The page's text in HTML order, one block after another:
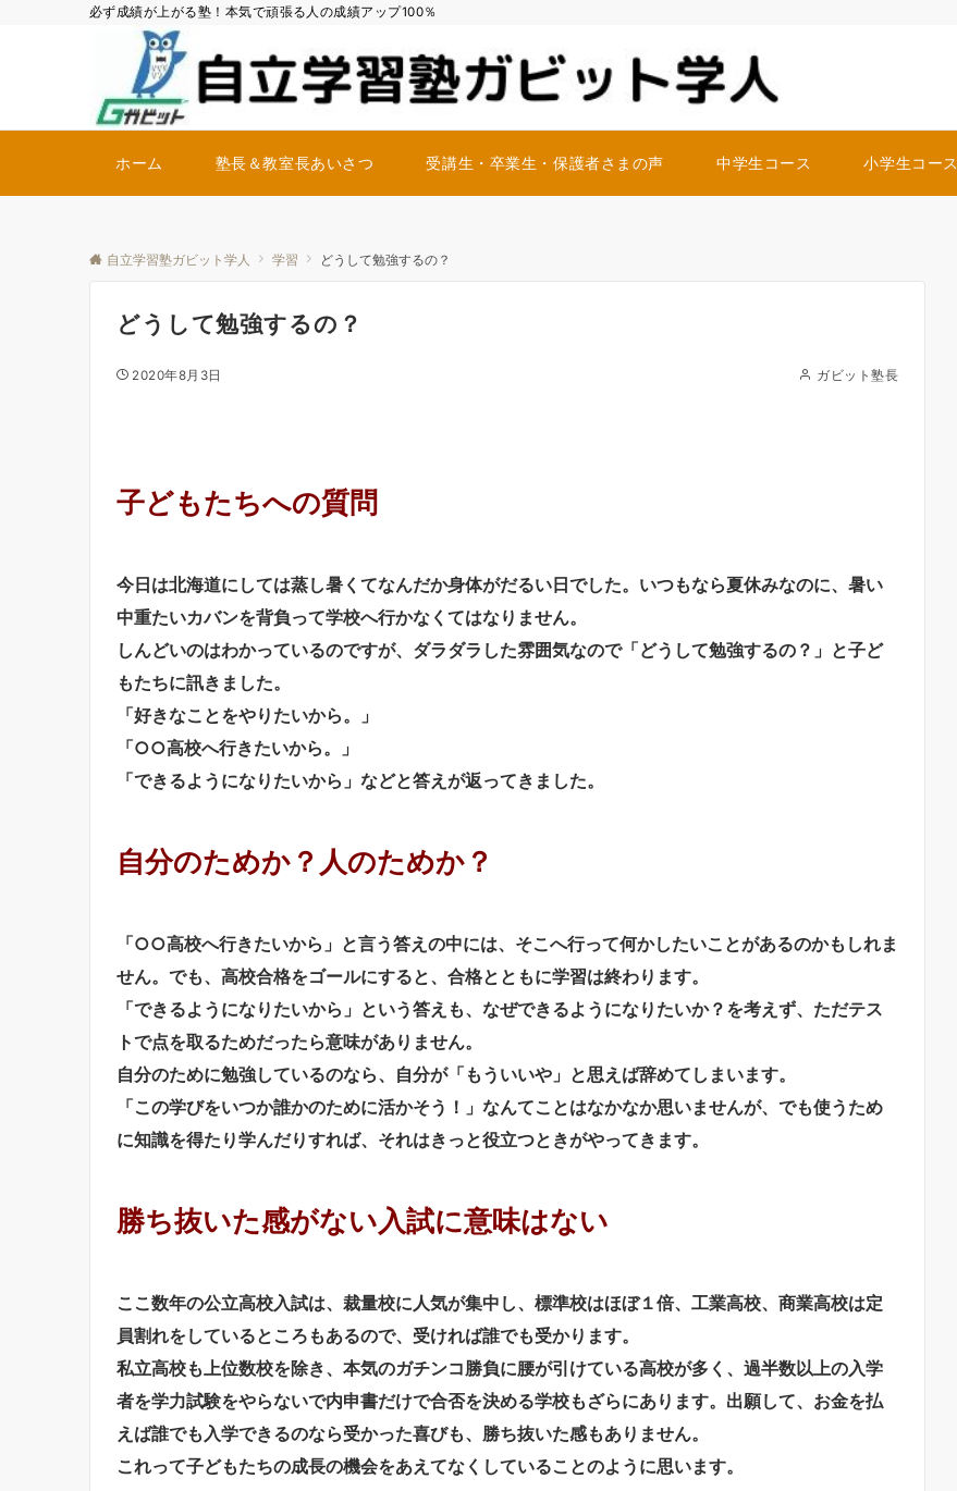
必ず成績が上がる塾！本気で頑張る人の成績アップ100％
ホーム 塾長＆教室長あいさつ 受講生・卒業生・保護者さまの声 中学生コース 小学生コース
自立学習塾ガビット学人 学習 どうして勉強するの？
どうして勉強するの？
2020年8月3日 ガビット塾長
子どもたちへの質問
今日は北海道にしては蒸し暑くてなんだか身体がだるい日でした。いつもなら夏休みなのに、暑い
中重たいカバンを背負って学校へ行かなくてはなりません。
しんどいのはわかっているのですが、ダラダラした雰囲気なので「どうして勉強するの？」と子ど
もたちに訊きました。
「好きなことをやりたいから。」
「○○高校へ行きたいから。」
「できるようになりたいから」などと答えが返ってきました。
自分のためか？人のためか？
「○○高校へ行きたいから」と言う答えの中には、そこへ行って何かしたいことがあるのかもしれま
せん。でも、高校合格をゴールにすると、合格とともに学習は終わります。
「できるようになりたいから」という答えも、なぜできるようになりたいか？を考えず、ただテス
トで点を取るためだったら意味がありません。
自分のために勉強しているのなら、自分が「もういいや」と思えば辞めてしまいます。
「この学びをいつか誰かのために活かそう！」なんてことはなかなか思いませんが、でも使うため
に知識を得たり学んだりすれば、それはきっと役立つときがやってきます。
勝ち抜いた感がない入試に意味はない
ここ数年の公立高校入試は、裁量校に人気が集中し、標準校はほぼ１倍、工業高校、商業高校は定
員割れをしているところもあるので、受ければ誰でも受かります。
私立高校も上位数校を除き、本気のガチンコ勝負に腰が引けている高校が多く、過半数以上の入学
者を学力試験をやらないで内申書だけで合否を決める学校もざらにあります。出願して、お金を払
えば誰でも入学できるのなら受かった喜びも、勝ち抜いた感もありません。
これって子どもたちの成長の機会をあえてなくしていることのように思います。